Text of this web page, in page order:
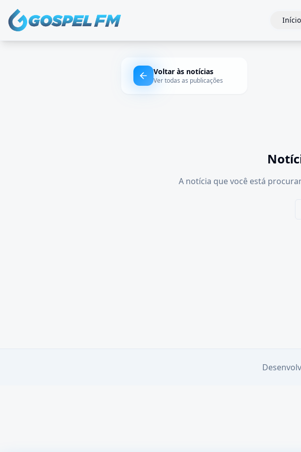
Início
Voltar às notícias
Ver todas as publicações
A notícia que você está